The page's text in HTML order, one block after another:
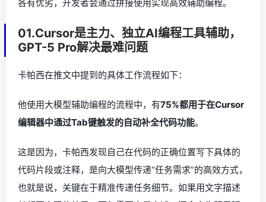
各有优劣，开发者会通过拼接使用实现高效辅助编程。
01.Cursor是主力、独立AI编程工具辅助，
GPT-5 Pro解决最难问题
卡帕西在推文中提到的具体工作流程如下：
他使用大模型辅助编程的流程中，有75%都用于在Cursor
编辑器中通过Tab键触发的自动补全代码功能。
这是因为，卡帕西发现自己在代码的正确位置写下具体的
代码片段或注释，是向大模型传递“任务需求”的高效方式，
也就是说，关键在于精准传递任务细节。如果用文字描述